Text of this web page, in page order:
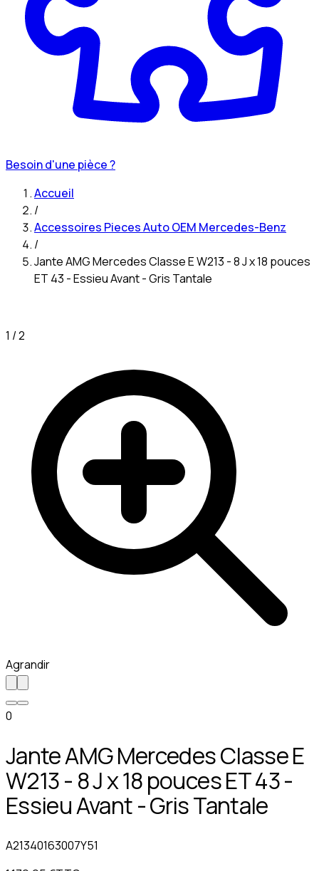
Besoin d'une pièce ?
Accueil
/
Accessoires Pieces Auto OEM Mercedes-Benz
/
Jante AMG Mercedes Classe E W213 - 8 J x 18 pouces
ET 43 - Essieu Avant - Gris Tantale
1 /2
Agrandir
0
Jante AMG Mercedes Classe E
W213 - 8 J x 18 pouces ET 43 -
Essieu Avant - Gris Tantale
A21340163007Y51